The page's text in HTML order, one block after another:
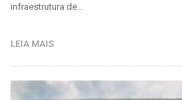
infraestrutura de…
LEIA MAIS